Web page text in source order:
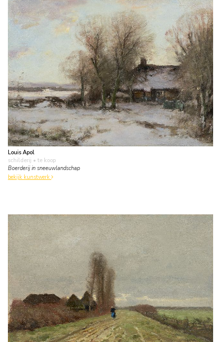
Louis Apol
schilderij • te koop
Boerderij in sneeuwlandschap
bekijk kunstwerk